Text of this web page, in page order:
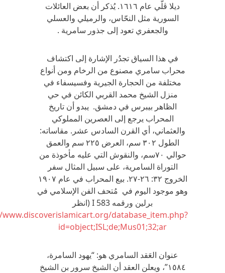
ديلا ڤلّي عام ١٦١٦. يُذكر أن بعض العائلات
السورية مثل النحّاس، والرميلي والعسلي
والجعفري تعود إلى جذور سامرية .
في هذا السياق تجدُر الإشارة إلى اكتشاف
محراب سامري مصنوع من الرخام ومن أنواع
مختلفة من الحجارة الجيرية وفسيسفاء في
منزل الشيخ محمد القربي الكائن في حي
الظاهر بيبرس في دمشق. يبدو أن تاريخ
المحراب يرجع إلى العصرين المملوكي
والعثماني، أي القرن السادس عشر. مقاساته:
الطول ٣٠٢ سم، العرض ٢٢٥ سم والعمق
حوالي ٧٠سم، والنقوش التي عليه مأخوذة من
التوراة السامرية، على سبيل المثال سفر
الخروج ٣٢: ٢٦-٢٧. بيع المحراب في عام ١٩٠٧
وهو موجود اليوم في مُتحف الفن الإسلامي في
برلين ورقمه I 583 (انظر
http://www.discoverislamicart.org/database_item.php?
id=object;ISL;de;Mus01;32;ar
عنوان العَقد السامري هو: “يهود السامرة،
١٥٨٤”، ويعلن العقد أن الشيخ سرور بن الشيخ